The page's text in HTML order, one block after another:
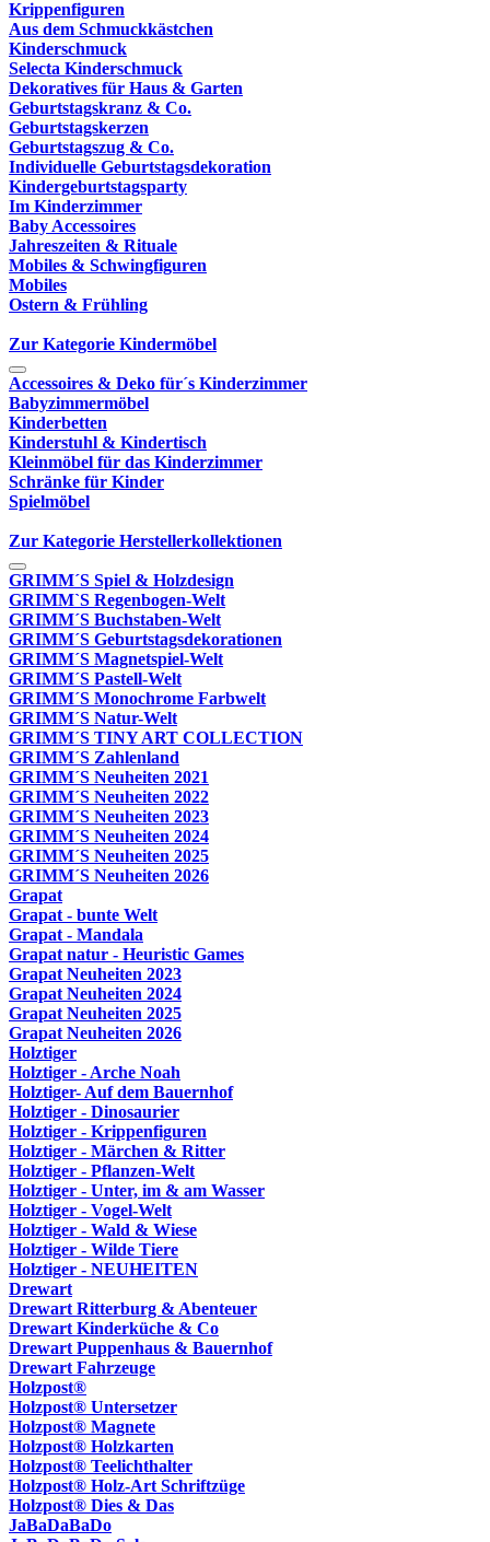
Krippenfiguren
Aus dem Schmuckkästchen
Kinderschmuck
Selecta Kinderschmuck
Dekoratives für Haus & Garten
Geburtstagskranz & Co.
Geburtstagskerzen
Geburtstagszug & Co.
Individuelle Geburtstagsdekoration
Kindergeburtstagsparty
Im Kinderzimmer
Baby Accessoires
Jahreszeiten & Rituale
Mobiles & Schwingfiguren
Mobiles
Ostern & Frühling
Zur Kategorie Kindermöbel
Accessoires & Deko für´s Kinderzimmer
Babyzimmermöbel
Kinderbetten
Kinderstuhl & Kindertisch
Kleinmöbel für das Kinderzimmer
Schränke für Kinder
Spielmöbel
Zur Kategorie Herstellerkollektionen
GRIMM´S Spiel & Holzdesign
GRIMM`S Regenbogen-Welt
GRIMM´S Buchstaben-Welt
GRIMM´S Geburtstagsdekorationen
GRIMM´S Magnetspiel-Welt
GRIMM´S Pastell-Welt
GRIMM´S Monochrome Farbwelt
GRIMM´S Natur-Welt
GRIMM´S TINY ART COLLECTION
GRIMM´S Zahlenland
GRIMM´S Neuheiten 2021
GRIMM´S Neuheiten 2022
GRIMM´S Neuheiten 2023
GRIMM´S Neuheiten 2024
GRIMM´S Neuheiten 2025
GRIMM´S Neuheiten 2026
Grapat
Grapat - bunte Welt
Grapat - Mandala
Grapat natur - Heuristic Games
Grapat Neuheiten 2023
Grapat Neuheiten 2024
Grapat Neuheiten 2025
Grapat Neuheiten 2026
Holztiger
Holztiger - Arche Noah
Holztiger- Auf dem Bauernhof
Holztiger - Dinosaurier
Holztiger - Krippenfiguren
Holztiger - Märchen & Ritter
Holztiger - Pflanzen-Welt
Holztiger - Unter, im & am Wasser
Holztiger - Vogel-Welt
Holztiger - Wald & Wiese
Holztiger - Wilde Tiere
Holztiger - NEUHEITEN
Drewart
Drewart Ritterburg & Abenteuer
Drewart Kinderküche & Co
Drewart Puppenhaus & Bauernhof
Drewart Fahrzeuge
Holzpost®
Holzpost® Untersetzer
Holzpost® Magnete
Holzpost® Holzkarten
Holzpost® Teelichthalter
Holzpost® Holz-Art Schriftzüge
Holzpost® Dies & Das
JaBaDaBaDo